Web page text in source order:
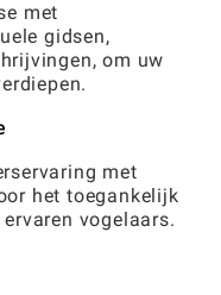
met
gidsen,
om uw
met
het toegankelijk
vogelaars.